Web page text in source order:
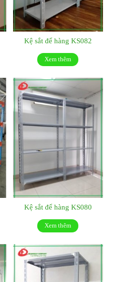
Kệ sắt để hàng KS082
Xem thêm
Kệ sắt để hàng KS080
Xem thêm